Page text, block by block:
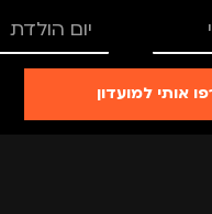
אותי למועדון